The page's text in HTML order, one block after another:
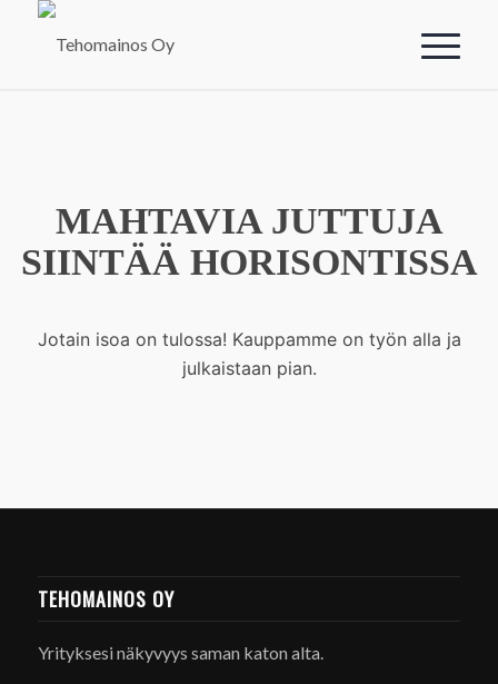
MAHTAVIA JUTTUJA
SIINTÄÄ HORISONTISSA
Jotain isoa on tulossa! Kauppamme on työn alla ja
julkaistaan pian.
TEHOMAINOS OY
Yrityksesi näkyvyys saman katon alta.